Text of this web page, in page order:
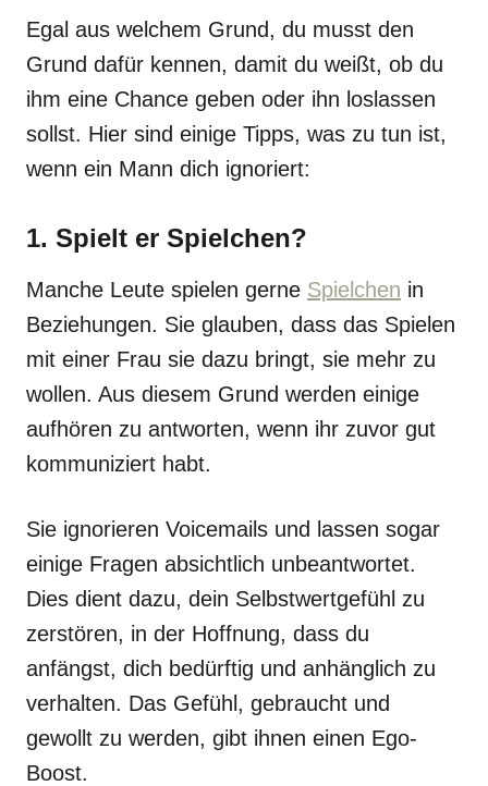
Egal aus welchem ​​Grund, du musst den
Grund dafür kennen, damit du weißt, ob du
ihm eine Chance geben oder ihn loslassen
sollst. Hier sind einige Tipps, was zu tun ist,
wenn ein Mann dich ignoriert:
1. Spielt er Spielchen?
Manche Leute spielen gerne Spielchen in
Beziehungen. Sie glauben, dass das Spielen
mit einer Frau sie dazu bringt, sie mehr zu
wollen. Aus diesem Grund werden einige
aufhören zu antworten, wenn ihr zuvor gut
kommuniziert habt.
Sie ignorieren Voicemails und lassen sogar
einige Fragen absichtlich unbeantwortet.
Dies dient dazu, dein Selbstwertgefühl zu
zerstören, in der Hoffnung, dass du
anfängst, dich bedürftig und anhänglich zu
verhalten. Das Gefühl, gebraucht und
gewollt zu werden, gibt ihnen einen Ego-
Boost.